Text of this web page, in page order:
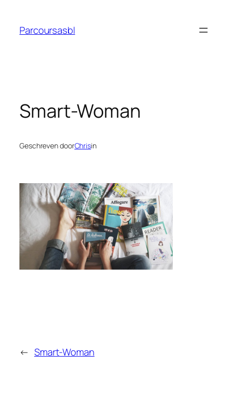
Parcoursasbl
Smart-Woman
Geschreven doorChrisin
← Smart-Woman